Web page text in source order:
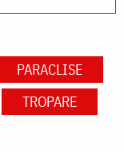
PARACLISE
TROPARE